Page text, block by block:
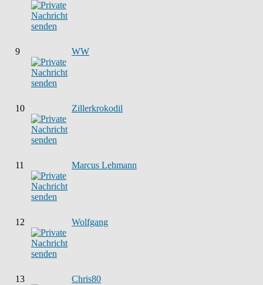
9 WW
10 Zillerkrokodil
11 Marcus Lehmann
12 Wolfgang
13 Chris80